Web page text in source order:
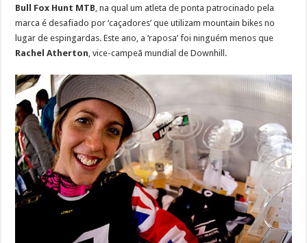
Bull Fox Hunt MTB, na qual um atleta de ponta patrocinado pela
marca é desafiado por ‘caçadores’ que utilizam mountain bikes no
lugar de espingardas. Este ano, a ‘raposa’ foi ninguém menos que
Rachel Atherton, vice-campeã mundial de Downhill.